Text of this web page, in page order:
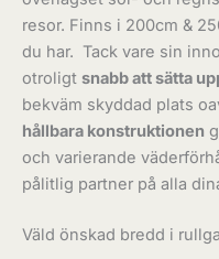
resor. Finns i 200cm &
du har. Tack vare sin
otroligt snabb att sätta
bekväm skyddad plats
hållbara konstruktionen
och varierande
pålitlig partner på alla
Väld önskad bredd i